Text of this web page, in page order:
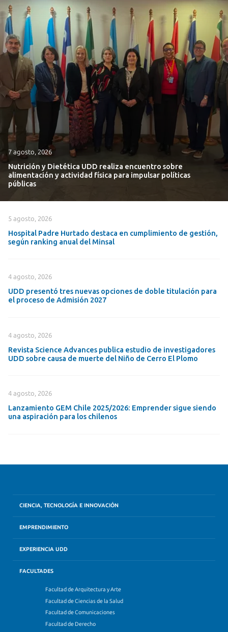
7 agosto, 2026
Nutrición y Dietética UDD realiza encuentro sobre
alimentación y actividad física para impulsar políticas
públicas
5 agosto, 2026
Hospital Padre Hurtado destaca en cumplimiento de gestión,
según ranking anual del Minsal
4 agosto, 2026
UDD presentó tres nuevas opciones de doble titulación para
el proceso de Admisión 2027
4 agosto, 2026
Revista Science Advances publica estudio de investigadores
UDD sobre causa de muerte del Niño de Cerro El Plomo
4 agosto, 2026
Lanzamiento GEM Chile 2025/2026: Emprender sigue siendo
una aspiración para los chilenos
CIENCIA, TECNOLOGÍA E INNOVACIÓN
EMPRENDIMIENTO
EXPERIENCIA UDD
FACULTADES
Facultad de Arquitectura y Arte
Facultad de Ciencias de la Salud
Facultad de Comunicaciones
Facultad de Derecho